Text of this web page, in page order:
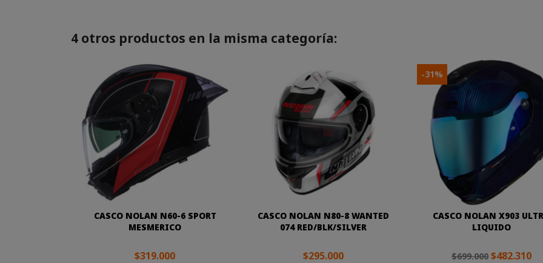
4 otros productos en la misma categoría:
CASCO NOLAN N60-6 SPORT
MESMERICO
$319.000
CASCO NOLAN N80-8 WANTED
074 RED/BLK/SILVER
$295.000
CASCO NOLAN X903
LIQUIDO
$699.000 $482.310
-31%